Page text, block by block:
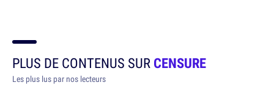
PLUS DE CONTENUS SURCENSURE
Les plus lus par nos lecteurs